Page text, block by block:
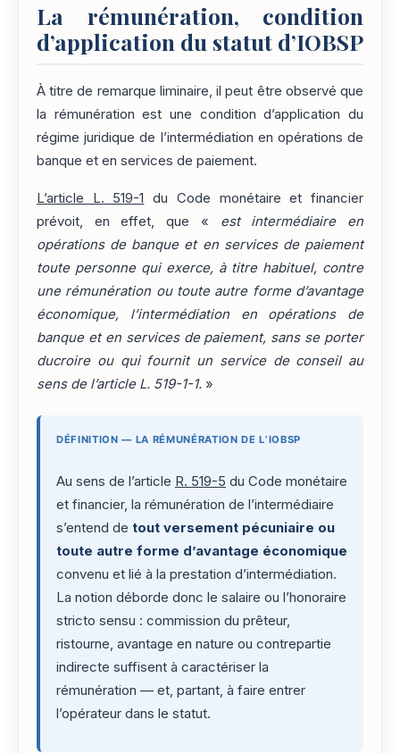
La rémunération, condition
d’application du statut d’IOBSP
À titre de remarque liminaire, il peut être observé que
la rémunération est une condition d’application du
régime juridique de l’intermédiation en opérations de
banque et en services de paiement.
L’article L. 519-1
du Code monétaire et financier
prévoit, en effet, que « est intermédiaire en
opérations de banque et en services de paiement
toute personne qui exerce, à titre habituel, contre
une rémunération ou toute autre forme d’avantage
économique, l’intermédiation en opérations de
banque et en services de paiement, sans se porter
ducroire ou qui fournit un service de conseil au
sens de l’article L. 519-1-1. »
DÉFINITION — LA RÉMUNÉRATION DE L’IOBSP
Au sens de l’article R. 519-5 du Code monétaire
et financier, la rémunération de l’intermédiaire
s’entend de tout versement pécuniaire ou
toute autre forme d’avantage économique
convenu et lié à la prestation d’intermédiation.
La notion déborde donc le salaire ou l’honoraire
stricto sensu : commission du prêteur,
ristourne, avantage en nature ou contrepartie
indirecte suffisent à caractériser la
rémunération — et, partant, à faire entrer
l’opérateur dans le statut.